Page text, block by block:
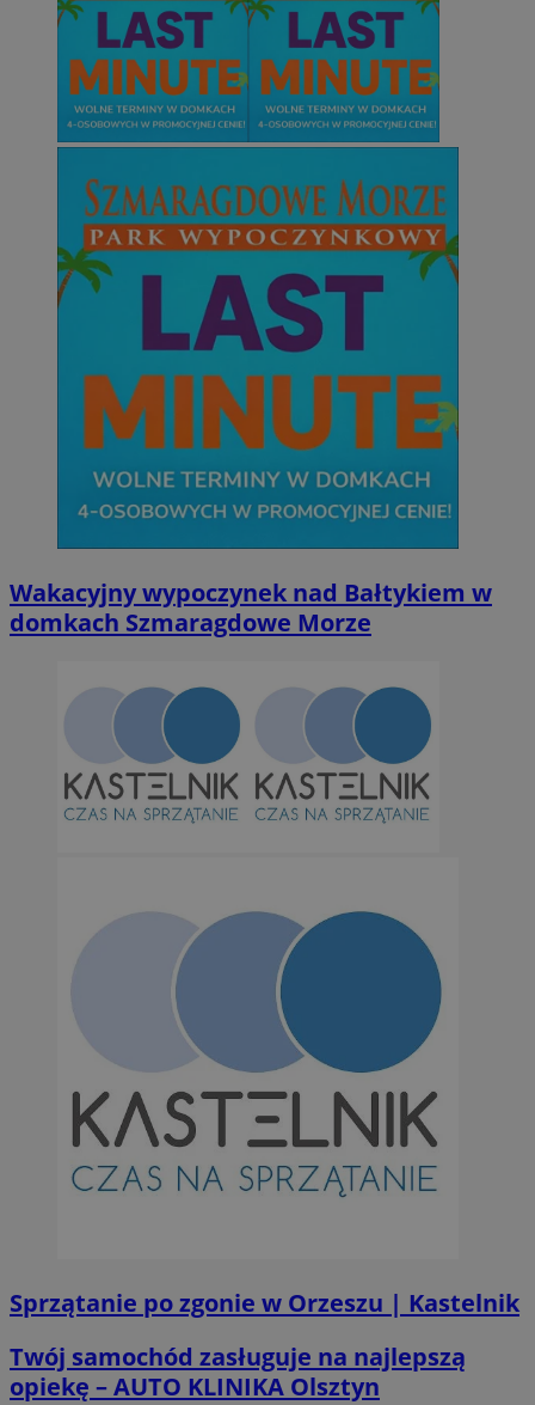
Wakacyjny wypoczynek nad Bałtykiem w
domkach Szmaragdowe Morze
Sprzątanie po zgonie w Orzeszu | Kastelnik
Twój samochód zasługuje na najlepszą
opiekę – AUTO KLINIKA Olsztyn